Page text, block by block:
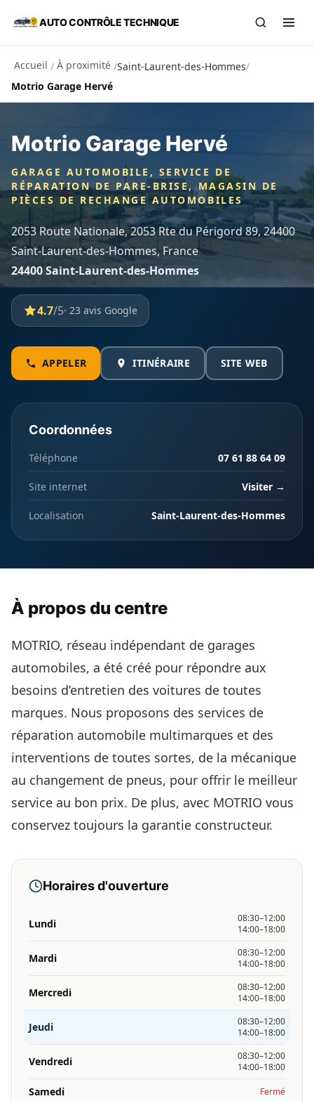
Aller au contenu principal
AUTO CONTRÔLE TECHNIQUE
Accueil / À proximité /Saint-Laurent-des-Hommes/
Motrio Garage Hervé
Motrio Garage Hervé
GARAGE AUTOMOBILE, SERVICE DE
RÉPARATION DE PARE-BRISE, MAGASIN DE
PIÈCES DE RECHANGE AUTOMOBILES
2053 Route Nationale, 2053 Rte du Périgord 89, 24400
Saint-Laurent-des-Hommes, France
24400 Saint-Laurent-des-Hommes
4.7/5· 23 avis Google
APPELER ITINÉRAIRE SITE WEB
Coordonnées
Téléphone 07 61 88 64 09
Site internet Visiter →
Localisation Saint-Laurent-des-Hommes
À propos du centre
MOTRIO, réseau indépendant de garages
automobiles, a été créé pour répondre aux
besoins d’entretien des voitures de toutes
marques. Nous proposons des services de
réparation automobile multimarques et des
interventions de toutes sortes, de la mécanique
au changement de pneus, pour offrir le meilleur
service au bon prix. De plus, avec MOTRIO vous
conservez toujours la garantie constructeur.
Horaires d'ouverture
Lundi
08:30–12:00
14:00–18:00
Mardi
08:30–12:00
14:00–18:00
Mercredi
08:30–12:00
14:00–18:00
Jeudi
08:30–12:00
14:00–18:00
Vendredi
08:30–12:00
14:00–18:00
Samedi Fermé